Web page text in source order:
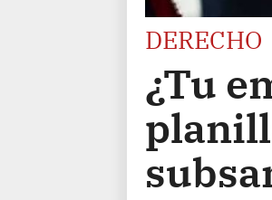
DERECHO
¿Tu